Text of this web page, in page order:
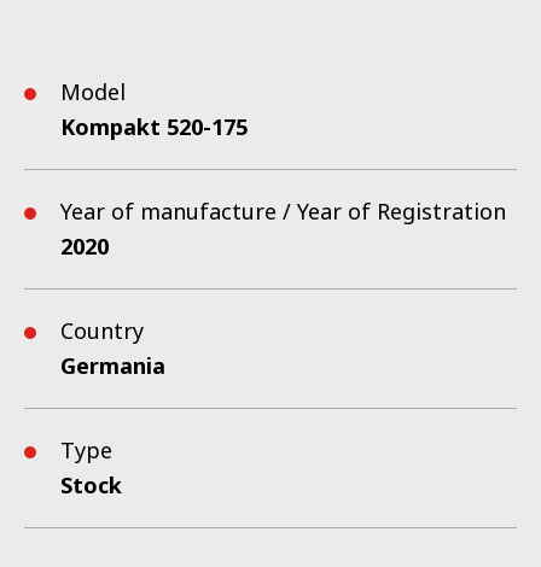
Model
Kompakt 520-175
Year of manufacture / Year of Registration
2020
Country
Germania
Type
Stock